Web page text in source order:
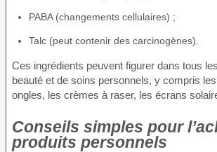
PABA (changements cellulaires) ;
Talc (peut contenir des carcinogènes).
Ces ingrédients peuvent figurer dans tous
beauté et de soins personnels, y compris
ongles, les crèmes à raser, les écrans
Conseils simples pour
produits personnels